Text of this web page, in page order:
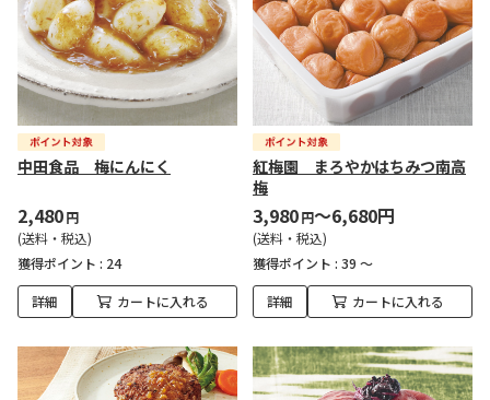
中田食品 梅にんにく
2,480円
(送料・税込)
獲得ポイント : 24
詳細 カートに入れる
紅梅園 まろやかはちみつ南高
梅
3,980円～6,680円
(送料・税込)
獲得ポイント : 39 ～
詳細 カートに入れる